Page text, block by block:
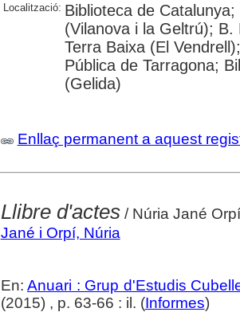
Localització: Biblioteca de
(Vilanova i la Geltrú); B.
Terra Baixa (El
Pública de Tarragona;
(Gelida)
Enllaç permanent a aquest
Llibre d'actes/ Núria Jané Orpí
Jané i Orpí, Núria
En:Anuari : Grup d'Estudis
(2015) , p. 63-66 : il. (Informes)